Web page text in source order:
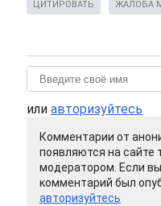
ЦИТИРОВАТЬ ЖАЛОБА
или авторизуйтесь
Комментарии от
появляются на сайте
модератором. Если
комментарий был
авторизуйтесь